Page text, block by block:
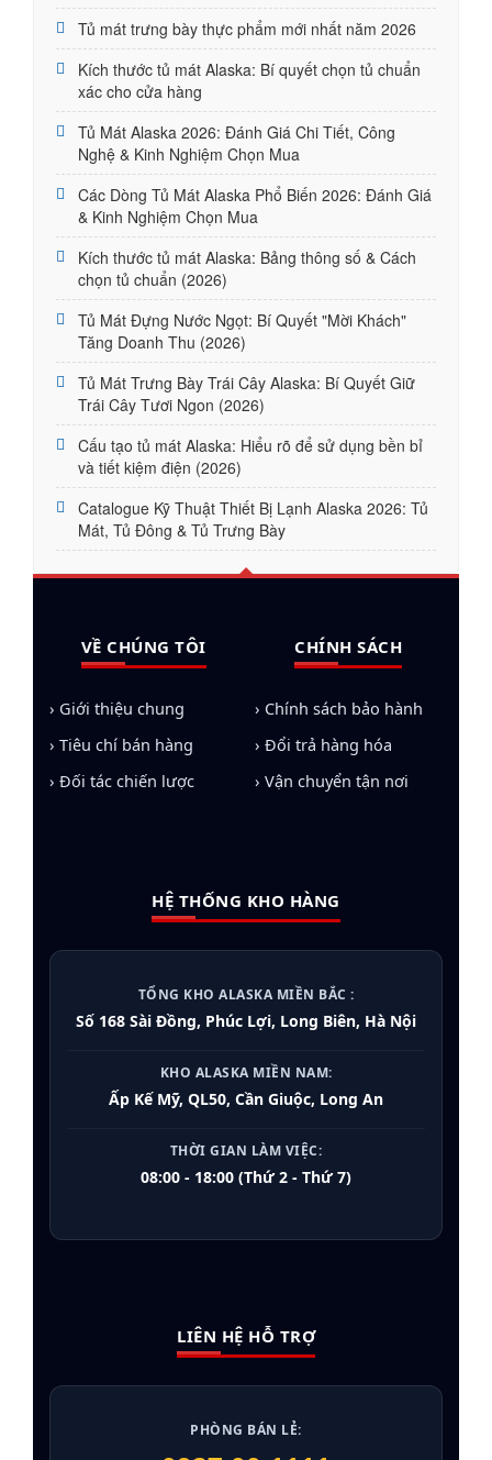
Tủ mát trưng bày thực phẩm mới nhất năm 2026
Kích thước tủ mát Alaska: Bí quyết chọn tủ chuẩn
xác cho cửa hàng
Tủ Mát Alaska 2026: Đánh Giá Chi Tiết, Công
Nghệ & Kinh Nghiệm Chọn Mua
Các Dòng Tủ Mát Alaska Phổ Biến 2026: Đánh Giá
& Kinh Nghiệm Chọn Mua
Kích thước tủ mát Alaska: Bảng thông số & Cách
chọn tủ chuẩn (2026)
Tủ Mát Đựng Nước Ngọt: Bí Quyết "Mời Khách"
Tăng Doanh Thu (2026)
Tủ Mát Trưng Bày Trái Cây Alaska: Bí Quyết Giữ
Trái Cây Tươi Ngon (2026)
Cấu tạo tủ mát Alaska: Hiểu rõ để sử dụng bền bỉ
và tiết kiệm điện (2026)
Catalogue Kỹ Thuật Thiết Bị Lạnh Alaska 2026: Tủ
Mát, Tủ Đông & Tủ Trưng Bày
VỀ CHÚNG TÔI
› Giới thiệu chung
› Tiêu chí bán hàng
› Đối tác chiến lược
CHÍNH SÁCH
› Chính sách bảo hành
› Đổi trả hàng hóa
› Vận chuyển tận nơi
HỆ THỐNG KHO HÀNG
TỔNG KHO ALASKA MIỀN BẮC :
Số 168 Sài Đồng, Phúc Lợi, Long Biên, Hà Nội
KHO ALASKA MIỀN NAM:
Ấp Kế Mỹ, QL50, Cần Giuộc, Long An
THỜI GIAN LÀM VIỆC:
08:00 - 18:00 (Thứ 2 - Thứ 7)
LIÊN HỆ HỖ TRỢ
PHÒNG BÁN LẺ: